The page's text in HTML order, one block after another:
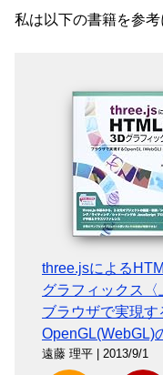
私は以下の書籍を参考
three.jsによる
グラフィックス
ブラウザで実現す
OpenGL(WebGL)
遠藤 理平 | 2013/9/1